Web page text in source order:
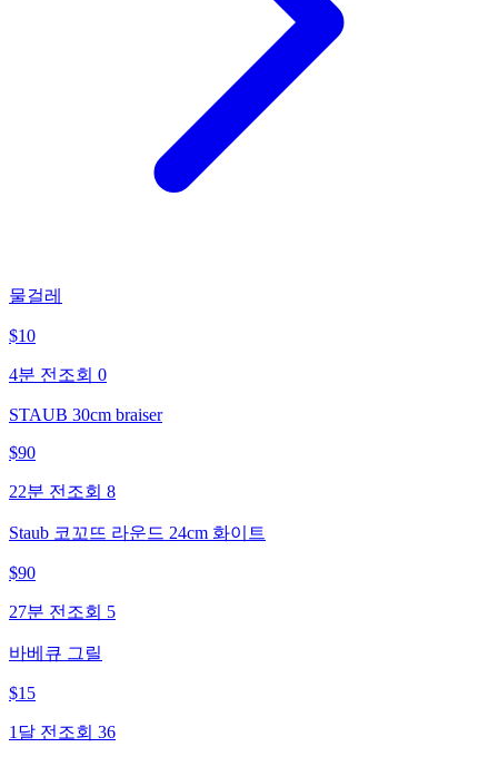
물걸레
$10
4분 전 조회 0
STAUB 30cm braiser
$90
22분 전 조회 8
Staub 코꼬뜨 라운드 24cm 화이트
$90
27분 전 조회 5
바베큐 그릴
$15
1달 전 조회 36